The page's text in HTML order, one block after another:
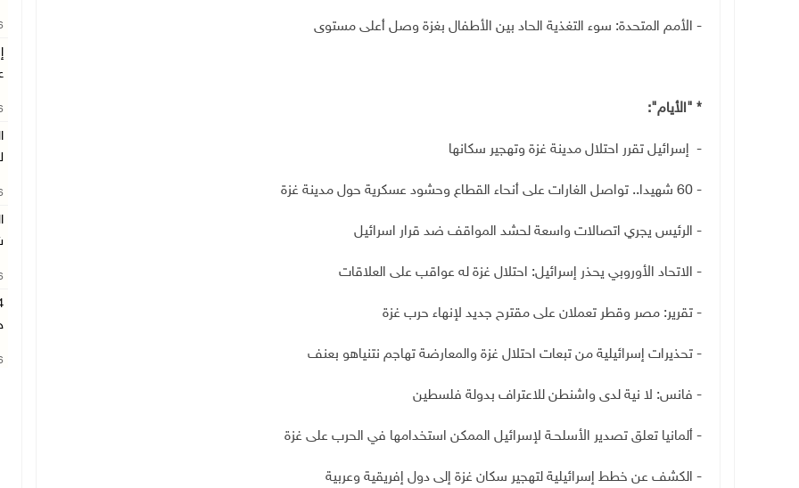
- الأمم المتحدة: سوء التغذية الحاد بين الأطفال بغزة وصل أعلى مستوى
* "الأيام":
- إسرائيل تقرر احتلال مدينة غزة وتهجير سكانها
- 60 شهيدا.. تواصل الغارات على أنحاء القطاع وحشود عسكرية حول مدينة غزة
- الرئيس يجري اتصالات واسعة لحشد المواقف ضد قرار اسرائيل
- الاتحاد الأوروبي يحذر إسرائيل: احتلال غزة له عواقب على العلاقات
- تقرير: مصر وقطر تعملان على مقترح جديد لإنهاء حرب غزة
- تحذيرات إسرائيلية من تبعات احتلال غزة والمعارضة تهاجم نتنياهو بعنف
- فانس: لا نية لدى واشنطن للاعتراف بدولة فلسطين
- ألمانيا تعلق تصدير الأسلحـة لإسرائيل الممكن استخدامها في الحرب على غزة
- الكشف عن خطط إسرائيلية لتهجير سكان غزة إلى دول إفريقية وعربية